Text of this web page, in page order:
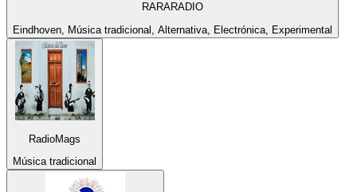
RARARADIO
Eindhoven, Música tradicional, Alternativa, Electrónica, Experimental
RadioMags
Música tradicional